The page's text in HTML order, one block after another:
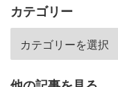
カテゴリー